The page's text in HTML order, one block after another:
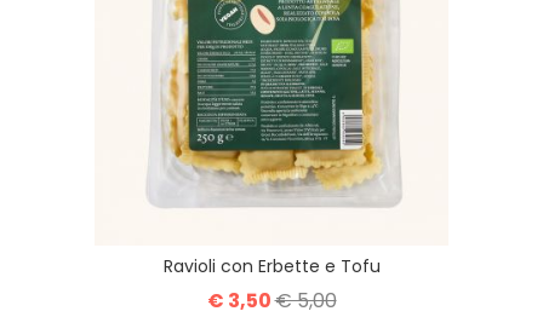
Ravioli con Erbette e Tofu
€ 3,50€ 5,00